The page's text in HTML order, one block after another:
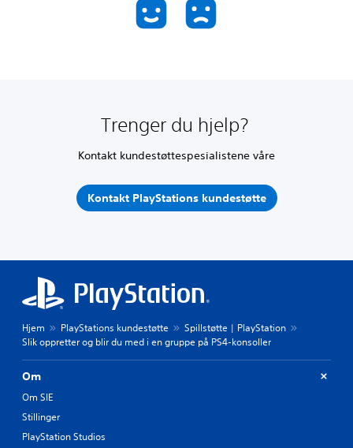
Trenger du hjelp?
Kontakt kundestøttespesialistene våre
Kontakt PlayStations kundestøtte
Hjem PlayStations kundestøtte
Spillstøtte | PlayStation
Slik oppretter og blir du med i en gruppe på PS4-konsoller
Om
Om SIE
Stillinger
PlayStation Studios